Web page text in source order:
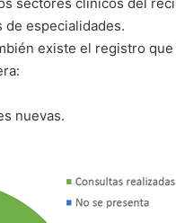
de especialidades.
existe el registro
nuevas.